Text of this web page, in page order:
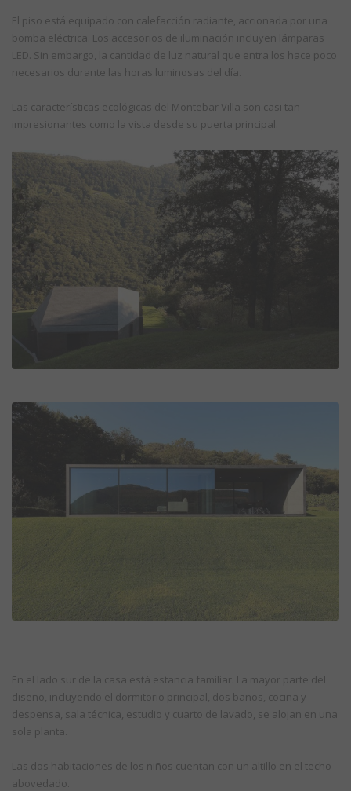
El piso está equipado con calefacción radiante, accionada por una
bomba eléctrica. Los accesorios de iluminación incluyen lámparas
LED. Sin embargo, la cantidad de luz natural que entra los hace poco
necesarios durante las horas luminosas del día.
Las características ecológicas del Montebar Villa son casi tan
impresionantes como la vista desde su puerta principal.
En el lado sur de la casa está estancia familiar. La mayor parte del
diseño, incluyendo el dormitorio principal, dos baños, cocina y
despensa, sala técnica, estudio y cuarto de lavado, se alojan en una
sola planta.
Las dos habitaciones de los niños cuentan con un altillo en el techo
abovedado.